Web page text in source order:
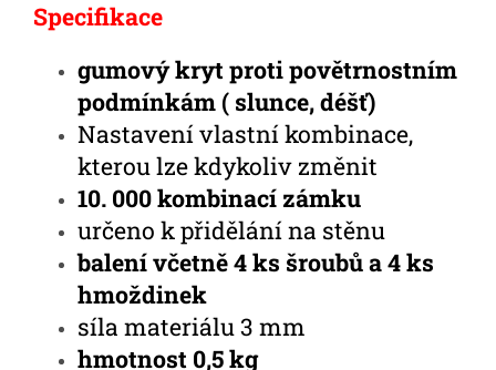
Specifikace
gumový kryt proti povětrnostním
podmínkám ( slunce, déšť)
Nastavení vlastní kombinace,
kterou lze kdykoliv změnit
10. 000 kombinací zámku
určeno k přidělání na stěnu
balení včetně 4 ks šroubů a 4 ks
hmoždinek
síla materiálu 3 mm
hmotnost 0,5 kg